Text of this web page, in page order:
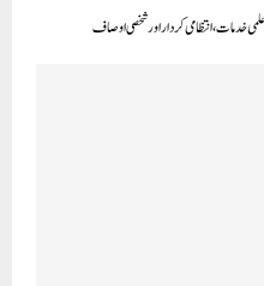
علمی خدمات، انتظامی کردار اور شخصی اوصاف